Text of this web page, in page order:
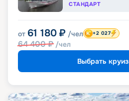
СТАНДАРТ
от 61 180 ₽ /чел
64 400₽ /чел
+2 027
Выбрать круиз